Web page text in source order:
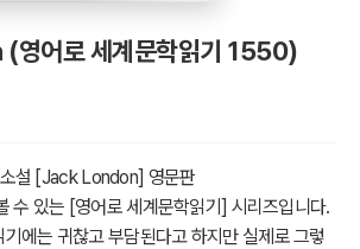
어로 세계문학읽기 1550)
설 [Jack London] 영문판
수 있는 [영어로 세계문학읽기] 시리즈입니다.
에는 귀찮고 부담된다고 하지만 실제로 그렇